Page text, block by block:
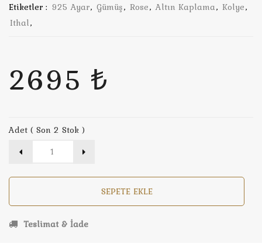
Etiketler : 925 Ayar, Gümüş, Rose, Altın Kaplama, Kolye,
Ithal,
2695 ₺
Adet ( Son 2 Stok )
SEPETE EKLE
Teslimat & İade